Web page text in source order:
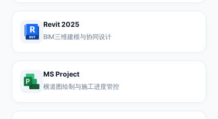
Revit 2025
BIM三维建模与协同设计
MS Project
横道图绘制与施工进度管控